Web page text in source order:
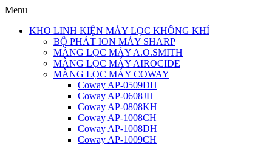
Menu
KHO LINH KIỆN MÁY LỌC KHÔNG KHÍ
BỘ PHÁT ION MÁY SHARP
MÀNG LỌC MÁY A.O.SMITH
MÀNG LỌC MÁY AIROCIDE
MÀNG LỌC MÁY COWAY
Coway AP-0509DH
Coway AP-0608JH
Coway AP-0808KH
Coway AP-1008CH
Coway AP-1008DH
Coway AP-1009CH